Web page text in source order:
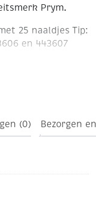
Prym.
25 naaldjes Tip:
en 443607
(0) Bezorgen